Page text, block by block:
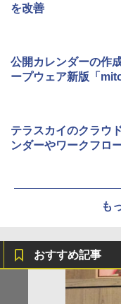
を改善
公開カレンダーの作
ープウェア新版「
テラスカイのクラウ
ンダーやワークフロ
も
おすすめ記事